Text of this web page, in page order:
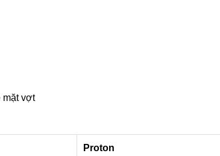
mặt vợt
Proton